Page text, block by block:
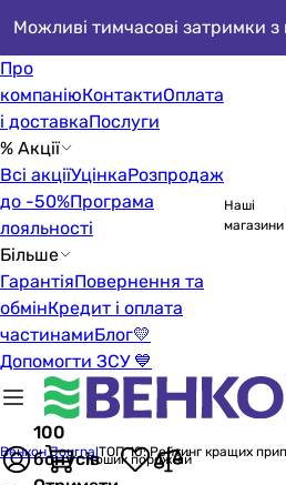
Можливі тимчасові затримки з
Про
компаніюКонтактиОплата
і доставкаПослуги
% Акції
Всі акціїУцінкаРозпродаж
до -50%Програма
лояльності
Більше
ГарантіяПовернення та
обмінКредит і оплата
частинамиБлог💛
Допомогти ЗСУ 💙
Наші
магазини
100
бонусівКошик порожній
Венкон JournalТОП 10: Рейтинг кращих